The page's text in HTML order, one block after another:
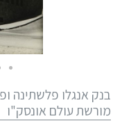
בנק אנגלו פלשתינה
מורשת עולם אונסק"ו